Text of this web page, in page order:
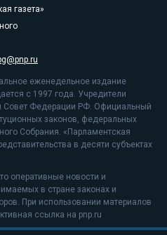
газета»
еженедельное издание
с 1997 года. Учредители
Совет Федерации РФ. Официальный
законов, федеральных
Собрания. «Парламентская
в десяти субъектах
оперативные новости и
в стране законах и
При использовании материалов
ссылка на pnp.ru